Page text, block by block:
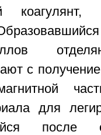
с
для
после